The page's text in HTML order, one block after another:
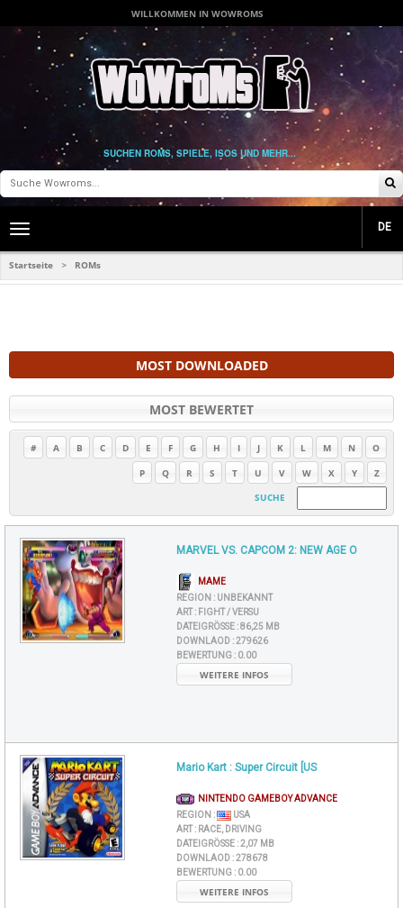
WILLKOMMEN IN WOWROMS
SUCHEN ROMS, SPIELE, ISOS UND MEHR...
Toggle
navigation
DE
Startseite > ROMs
MOST DOWNLOADED
MOST BEWERTET
# A B C D E F G H I J K L M N
O
P
Q R S T U V W X Y
Z
SUCHE
MARVEL VS. CAPCOM 2: NEW AGE O
MAME
REGION : UNBEKANNT
ART : FIGHT / VERSU
DATEIGRÖSSE : 86,25 MB
DOWNLAOD :279626
BEWERTUNG : 0.00
WEITERE INFOS
Mario Kart : Super Circuit [US
NINTENDO GAMEBOY ADVANCE
REGION :
USA
ART : RACE, DRIVING
DATEIGRÖSSE : 2,07 MB
DOWNLAOD :278678
BEWERTUNG : 0.00
WEITERE INFOS